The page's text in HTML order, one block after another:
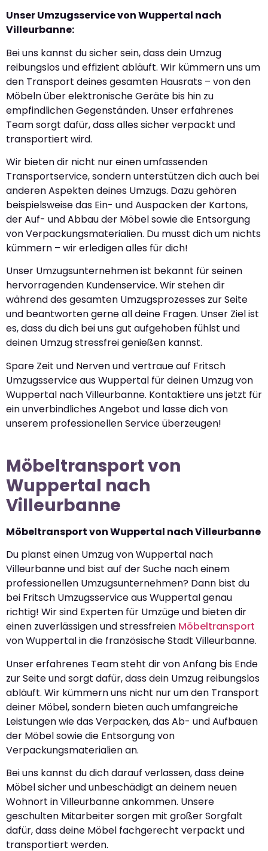
Unser Umzugsservice von Wuppertal nach
Villeurbanne:
Bei uns kannst du sicher sein, dass dein Umzug
reibungslos und effizient abläuft. Wir kümmern uns um
den Transport deines gesamten Hausrats – von den
Möbeln über elektronische Geräte bis hin zu
empfindlichen Gegenständen. Unser erfahrenes
Team sorgt dafür, dass alles sicher verpackt und
transportiert wird.
Wir bieten dir nicht nur einen umfassenden
Transportservice, sondern unterstützen dich auch bei
anderen Aspekten deines Umzugs. Dazu gehören
beispielsweise das Ein- und Auspacken der Kartons,
der Auf- und Abbau der Möbel sowie die Entsorgung
von Verpackungsmaterialien. Du musst dich um nichts
kümmern – wir erledigen alles für dich!
Unser Umzugsunternehmen ist bekannt für seinen
hervorragenden Kundenservice. Wir stehen dir
während des gesamten Umzugsprozesses zur Seite
und beantworten gerne all deine Fragen. Unser Ziel ist
es, dass du dich bei uns gut aufgehoben fühlst und
deinen Umzug stressfrei genießen kannst.
Spare Zeit und Nerven und vertraue auf Fritsch
Umzugsservice aus Wuppertal für deinen Umzug von
Wuppertal nach Villeurbanne. Kontaktiere uns jetzt für
ein unverbindliches Angebot und lasse dich von
unserem professionellen Service überzeugen!
Möbeltransport von
Wuppertal nach
Villeurbanne
Möbeltransport von Wuppertal nach Villeurbanne
Du planst einen Umzug von Wuppertal nach
Villeurbanne und bist auf der Suche nach einem
professionellen Umzugsunternehmen? Dann bist du
bei Fritsch Umzugsservice aus Wuppertal genau
richtig! Wir sind Experten für Umzüge und bieten dir
einen zuverlässigen und stressfreien Möbeltransport
von Wuppertal in die französische Stadt Villeurbanne.
Unser erfahrenes Team steht dir von Anfang bis Ende
zur Seite und sorgt dafür, dass dein Umzug reibungslos
abläuft. Wir kümmern uns nicht nur um den Transport
deiner Möbel, sondern bieten auch umfangreiche
Leistungen wie das Verpacken, das Ab- und Aufbauen
der Möbel sowie die Entsorgung von
Verpackungsmaterialien an.
Bei uns kannst du dich darauf verlassen, dass deine
Möbel sicher und unbeschädigt an deinem neuen
Wohnort in Villeurbanne ankommen. Unsere
geschulten Mitarbeiter sorgen mit großer Sorgfalt
dafür, dass deine Möbel fachgerecht verpackt und
transportiert werden.